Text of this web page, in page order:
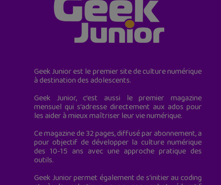
Geek Junior est le premier site de culture numérique
à destination des adolescents.
Geek Junior, c’est aussi le premier magazine
mensuel qui s’adresse directement aux ados pour
les aider à mieux maîtriser leur vie numérique.
Ce magazine de 32 pages, diffusé par abonnement, a
pour objectif de développer la culture numérique
des 10-15 ans avec une approche pratique des
outils.
Geek Junior permet également de s'initier au coding